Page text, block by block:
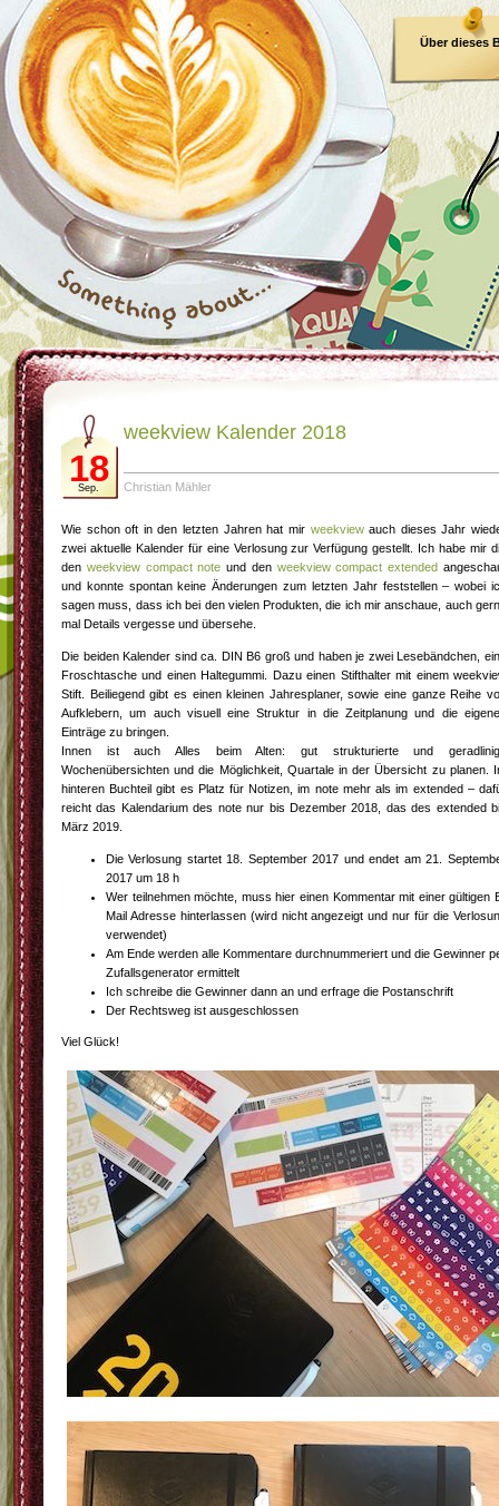
Über dieses
18
Sep.
weekview Kalender 2018
Christian Mähler
Wie schon oft in den letzten Jahren hat mir weekviewauch dieses Jahr
zwei aktuelle Kalender für eine Verlosung zur Verfügung gestellt. Ich habe mir
den weekview compact note und den weekview compact extended
und konnte spontan keine Änderungen zum letzten Jahr feststellen – wobei
sagen muss, dass ich bei den vielen Produkten, die ich mir anschaue, auch
mal Details vergesse und übersehe.
Die beiden Kalender sind ca. DIN B6 groß und haben je zwei Lesebändchen,
Froschtasche und einen Haltegummi. Dazu einen Stifthalter mit einem
Stift. Beiliegend gibt es einen kleinen Jahresplaner, sowie eine ganze Reihe
Aufklebern, um auch visuell eine Struktur in die Zeitplanung und die
Einträge zu bringen.
Innen ist auch Alles beim Alten: gut strukturierte und
Wochenübersichten und die Möglichkeit, Quartale in der Übersicht zu planen.
hinteren Buchteil gibt es Platz für Notizen, im note mehr als im extended –
reicht das Kalendarium des note nur bis Dezember 2018, das des extended
März 2019.
Die Verlosung startet 18. September 2017 und endet am 21.
2017 um 18 h
Wer teilnehmen möchte, muss hier einen Kommentar mit einer gültigen
Mail Adresse hinterlassen (wird nicht angezeigt und nur für die
verwendet)
Am Ende werden alle Kommentare durchnummeriert und die Gewinner
Zufallsgenerator ermittelt
Ich schreibe die Gewinner dann an und erfrage die Postanschrift
Der Rechtsweg ist ausgeschlossen
Viel Glück!